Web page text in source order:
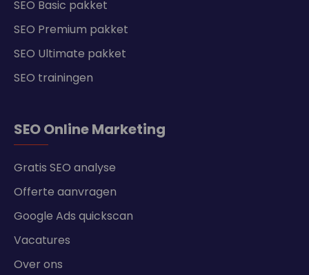
SEO Basic pakket
SEO Premium pakket
SEO Ultimate pakket
SEO trainingen
SEO Online Marketing
Gratis SEO analyse
Offerte aanvragen
Google Ads quickscan
Vacatures
Over ons